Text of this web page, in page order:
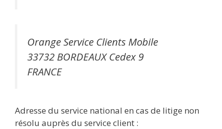
Orange Service Clients Mobile
33732 BORDEAUX Cedex 9
FRANCE
Adresse du service national en cas de litige non
résolu auprès du service client :